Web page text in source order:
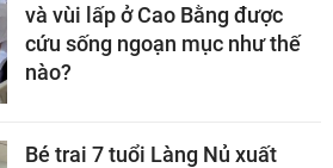
và vùi lấp ở Cao Bằng được
cứu sống ngoạn mục như thế
nào?
Bé trai 7 tuổi Làng Nủ xuất